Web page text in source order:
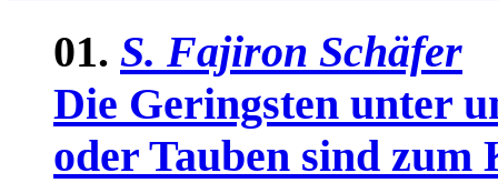
01. S. Fajiron Schäfer
Die Geringsten unter
oder Tauben sind zum